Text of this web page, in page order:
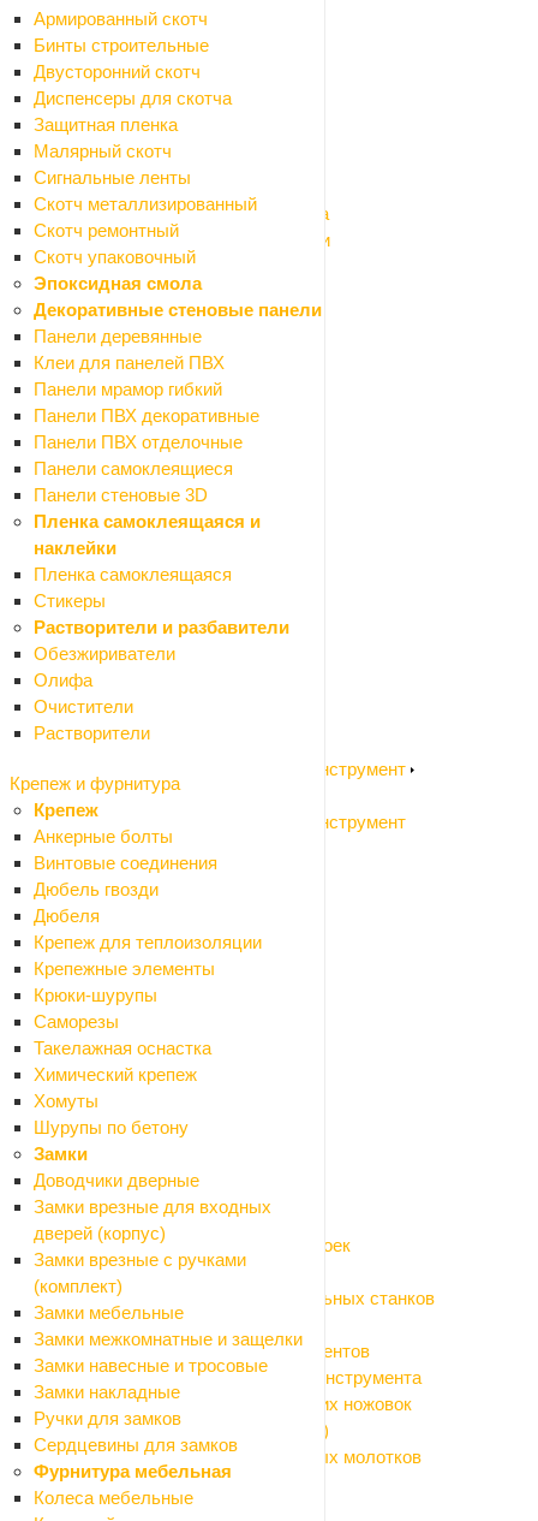
Армированный скотч
Бинты строительные
Двусторонний скотч
Диспенсеры для скотча
Защитная пленка
Малярный скотч
Сигнальные ленты
Скотч металлизированный
Скотч ремонтный
Скотч упаковочный
Эпоксидная смола
Декоративные стеновые панели
Панели деревянные
Клеи для панелей ПВХ
Панели мрамор гибкий
Панели ПВХ декоративные
Панели ПВХ отделочные
Панели самоклеящиеся
Панели стеновые 3D
Пленка самоклеящаяся и
наклейки
Пленка самоклеящаяся
Стикеры
Растворители и разбавители
Обезжириватели
Олифа
Очистители
Растворители
Крепеж и фурнитура
Крепеж
Анкерные болты
Винтовые соединения
Дюбель гвозди
Дюбеля
Крепеж для теплоизоляции
Крепежные элементы
Крюки-шурупы
Саморезы
Такелажная оснастка
Химический крепеж
Хомуты
Шурупы по бетону
Замки
Доводчики дверные
Замки врезные для входных
дверей (корпус)
Замки врезные с ручками
(комплект)
Замки мебельные
Замки межкомнатные и защелки
Замки навесные и тросовые
Замки накладные
Ручки для замков
Сердцевины для замков
Фурнитура мебельная
Колеса мебельные
Лестницы
Паяльное оборудование
Инструмент ручной
Назад
Инструмент ручной
Емкости строительные
Инструмент малярно-штукатурный
Инструмент для резки кафеля и стекла
Инструмент для шлифования и заточки
Ключи гаечные, головки торцевые
Ломы, гвоздодеры, монтировки, кирки
Напильники, надфили
Ножи и лезвия
Ножницы бытовые
Ножницы по металлу
Отвертки
Пистолеты для пены и герметиков
Шарнирно-губцевый инструмент
Резьбонарезной инструмент
Столярный инструмент
Зажимный инструмент
Такелаж
Измерительный инструмент
Назад
Измерительный инструмент
Измерительный инструмент
Измерительный инструмент ручной
Разметочный инструмент
Садовый электроинструмент и бензоинструмент
Назад
Садовый электроинструмент и бензоинструмент
Воздуходувки
Высоторезы
Газонокосилки колесные
Газонокосилки ручные (триммеры)
Измельчители садовые
Культиваторы
Кусторезы
Мойки высокого давления
Мотоприводы
Опрыскиватели
Пилы цепные
Расходные материалы и оснастка
Назад
Расходные материалы и оснастка
Аккумуляторы, зарядные устройства
Аксессуары и моющие средства для моек
Биты, насадки на шуруповерт
Оснастка для болгарки (УШМ) и точильных станков
Оснастка для дрелей и граверов
Оснастка для измерительных инструментов
Оснастка для клеящего и крепежного инструмента
Оснастка для лобзиков и электрических ножовок
Оснастка для мультитула (реноватора)
Оснастка для перфораторов и отбойных молотков
Оснастка для пил дисковых
Оснастка для пылесосов